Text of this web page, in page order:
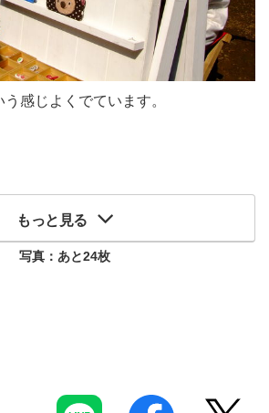
感じよくでています。
もっと見る
写真：あと24枚